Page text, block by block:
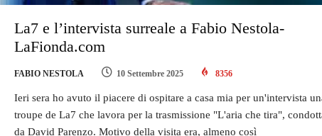
La7 e l’intervista surreale a Fabio Nestola-
LaFionda.com
FABIO NESTOLA 10 Settembre 2025 8356
Ieri sera ho avuto il piacere di ospitare a casa mia per un'intervista
troupe de La7 che lavora per la trasmissione "L'aria che tira",
da David Parenzo. Motivo della visita era, almeno così